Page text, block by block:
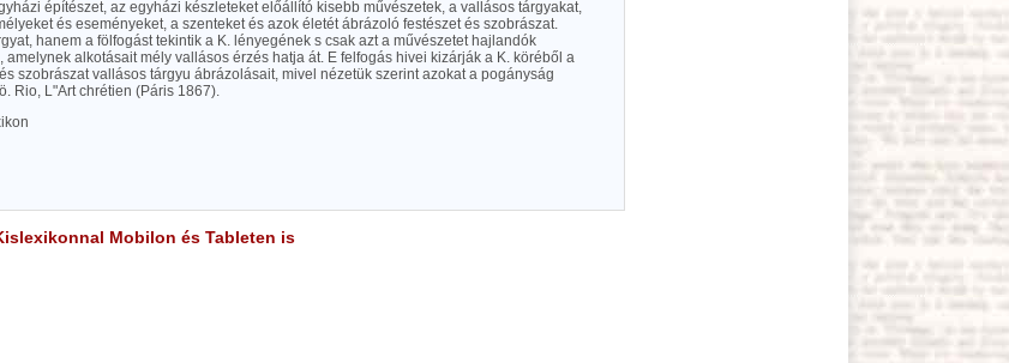
építészet, az egyházi készleteket előállító kisebb művészetek, a vallásos tárgyakat,
és eseményeket, a szenteket és azok életét ábrázoló festészet és szobrászat.
hanem a fölfogást tekintik a K. lényegének s csak azt a művészetet hajlandók
amelynek alkotásait mély vallásos érzés hatja át. E felfogás hivei kizárják a K. köréből a
szobrászat vallásos tárgyu ábrázolásait, mivel nézetük szerint azokat a pogányság
Rio, L"Art chrétien (Páris 1867).
Mobilon és Tableten is